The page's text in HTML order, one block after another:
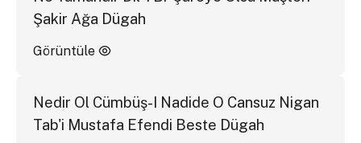
Şakir Ağa Dügah
Görüntüle
Nedir Ol Cümbüş-I Nadide O Cansuz Nigan
Tab'i Mustafa Efendi Beste Dügah